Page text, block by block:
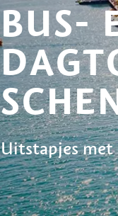
BUS-
Uitstapjes met